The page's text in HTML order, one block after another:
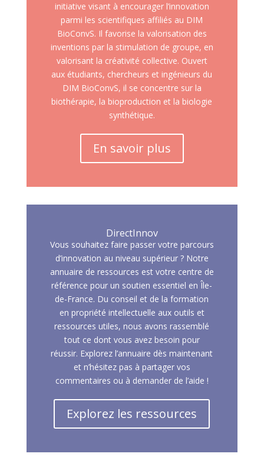
initiative visant à encourager l’innovation
parmi les scientifiques affiliés au DIM
BioConvS. Il favorise la valorisation des
inventions par la stimulation de groupe, en
valorisant la créativité collective. Ouvert
aux étudiants, chercheurs et ingénieurs du
DIM BioConvS, il se concentre sur la
biothérapie, la bioproduction et la biologie
synthétique.
En savoir plus
DirectInnov
Vous souhaitez faire passer votre parcours
d’innovation au niveau supérieur ? Notre
annuaire de ressources est votre centre de
référence pour un soutien essentiel en Île-
de-France. Du conseil et de la formation
en propriété intellectuelle aux outils et
ressources utiles, nous avons rassemblé
tout ce dont vous avez besoin pour
réussir. Explorez l’annuaire dès maintenant
et n’hésitez pas à partager vos
commentaires ou à demander de l’aide !
Explorez les ressources